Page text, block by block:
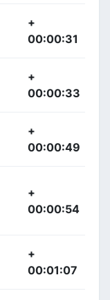
+
00:00:31
+
00:00:33
+
00:00:49
+
00:00:54
+
00:01:07